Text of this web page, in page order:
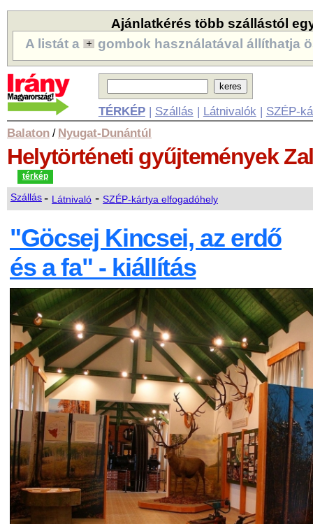
Ajánlatkérés több szállástól
A listát a
gombok használatával állíthatja
TÉRKÉP| Szállás | Látnivalók | SZÉP-
Balaton / Nyugat-Dunántúl
Helytörténeti gyűjtemények
térkép
Szállás- Látnivaló - SZÉP-kártya elfogadóhely
"Göcsej Kincsei, az erdő
és a fa" - kiállítás